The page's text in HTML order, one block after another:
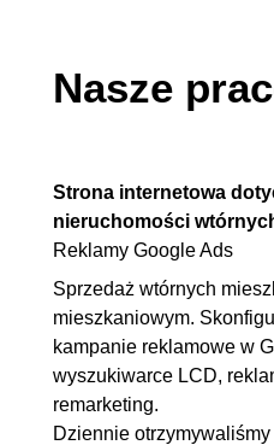
Nasze
Strona internetowa
nieruchomości
Reklamy Google Ads
Sprzedaż wtórnych
mieszkaniowym.
kampanie reklamowe w
wyszukiwarce LCD,
remarketing.
Dziennie